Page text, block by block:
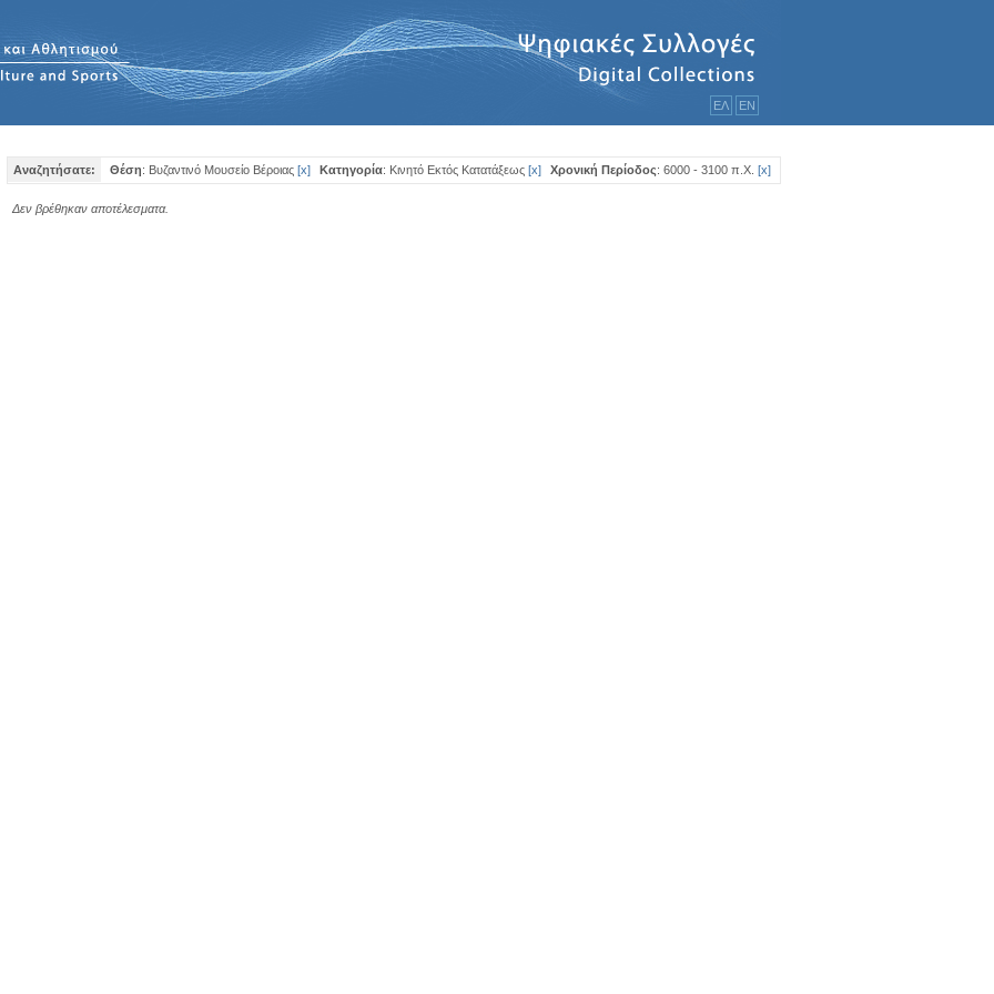
ΕΛ ΕΝ
Αναζητήσατε: Θέση: Βυζαντινό Μουσείο Βέροιας [x] Κατηγορία: Κινητό Εκτός Κατατάξεως [x] Χρονική Περίοδος: 6000 - 3100 π.Χ. [x]
Δεν βρέθηκαν αποτέλεσματα.